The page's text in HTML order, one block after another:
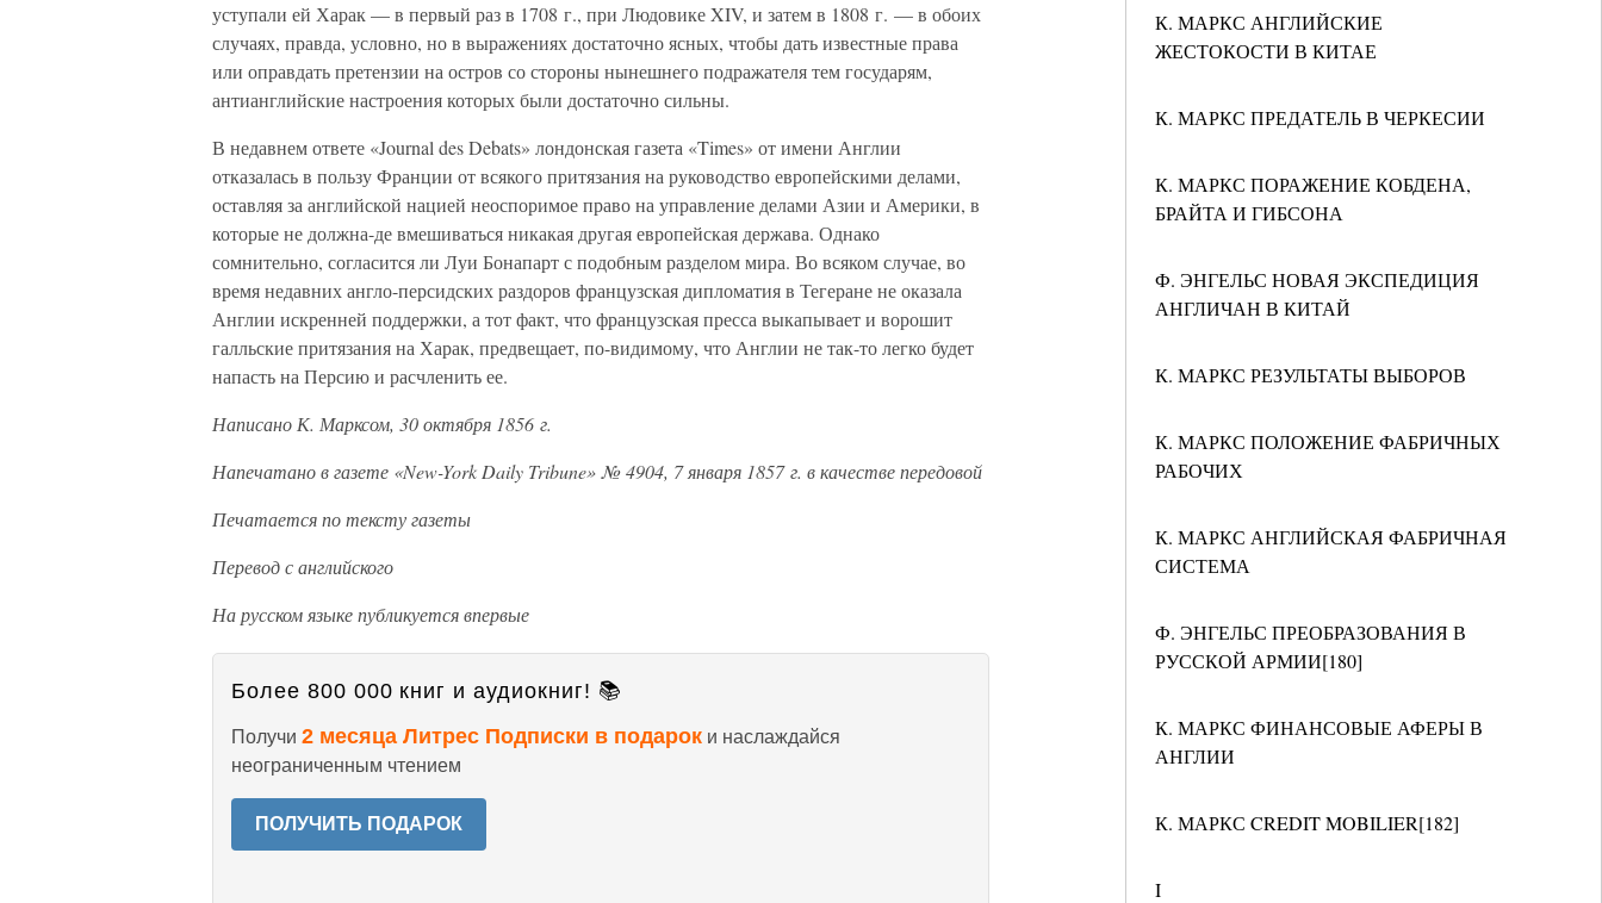
К. МАРКС АНГЛИЙСКИЕ
ЖЕСТОКОСТИ В КИТАЕ
К. МАРКС ПРЕДАТЕЛЬ В ЧЕРКЕСИИ
К. МАРКС ПОРАЖЕНИЕ КОБДЕНА,
БРАЙТА И ГИБСОНА
Ф. ЭНГЕЛЬС НОВАЯ ЭКСПЕДИЦИЯ
АНГЛИЧАН В КИТАЙ
К. МАРКС РЕЗУЛЬТАТЫ ВЫБОРОВ
К. МАРКС ПОЛОЖЕНИЕ ФАБРИЧНЫХ
РАБОЧИХ
К. МАРКС АНГЛИЙСКАЯ ФАБРИЧНАЯ
СИСТЕМА
Ф. ЭНГЕЛЬС ПРЕОБРАЗОВАНИЯ В
РУССКОЙ АРМИИ[180]
К. МАРКС ФИНАНСОВЫЕ АФЕРЫ В
АНГЛИИ
К. МАРКС CREDIT MOBILIER[182]
I
уступали ей Харак — в первый раз в 1708 г., при Людовике XIV, и затем в 1808 г. — в обоих
случаях, правда, условно, но в выражениях достаточно ясных, чтобы дать известные права
или оправдать претензии на остров со стороны нынешнего подражателя тем государям,
антианглийские настроения которых были достаточно сильны.
В недавнем ответе «Journal des Debats» лондонская газета «Times» от имени Англии
отказалась в пользу Франции от всякого притязания на руководство европейскими делами,
оставляя за английской нацией неоспоримое право на управление делами Азии и Америки, в
которые не должна-де вмешиваться никакая другая европейская держава. Однако
сомнительно, согласится ли Луи Бонапарт с подобным разделом мира. Во всяком случае, во
время недавних англо-персидских раздоров французская дипломатия в Тегеране не оказала
Англии искренней поддержки, а тот факт, что французская пресса выкапывает и ворошит
галльские притязания на Харак, предвещает, по-видимому, что Англии не так-то легко будет
напасть на Персию и расчленить ее.
Написано К. Марксом, 30 октября 1856 г.
Напечатано в газете «New-York Daily Tribune» № 4904, 7 января 1857 г. в качестве передовой
Печатается по тексту газеты
Перевод с английского
На русском языке публикуется впервые
Более 800 000 книг и аудиокниг! 📚
Получи 2 месяца Литрес Подписки в подарок и наслаждайся
неограниченным чтением
ПОЛУЧИТЬ ПОДАРОК